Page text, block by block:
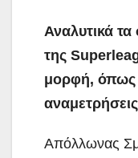
Αναλυτικά
της
μορφή, όπως
Απόλλωνας